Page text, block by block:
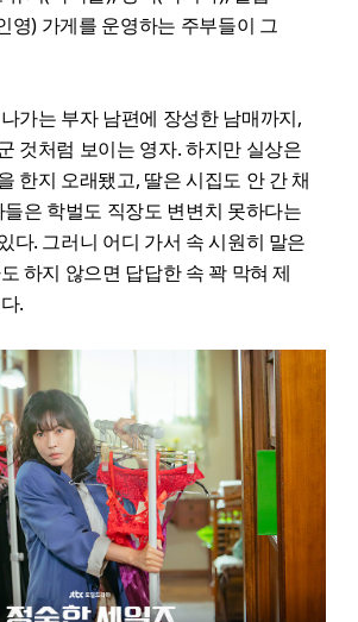
영) 가게를 운영하는 주부들이 그
가는 부자 남편에 장성한 남매까지,
것처럼 보이는 영자. 하지만 실상은
한지 오래됐고, 딸은 시집도 안 간 채
은 학벌도 직장도 변변치 못하다는
다. 그러니 어디 가서 속 시원히 말은
하지 않으면 답답한 속 꽉 막혀 제
.